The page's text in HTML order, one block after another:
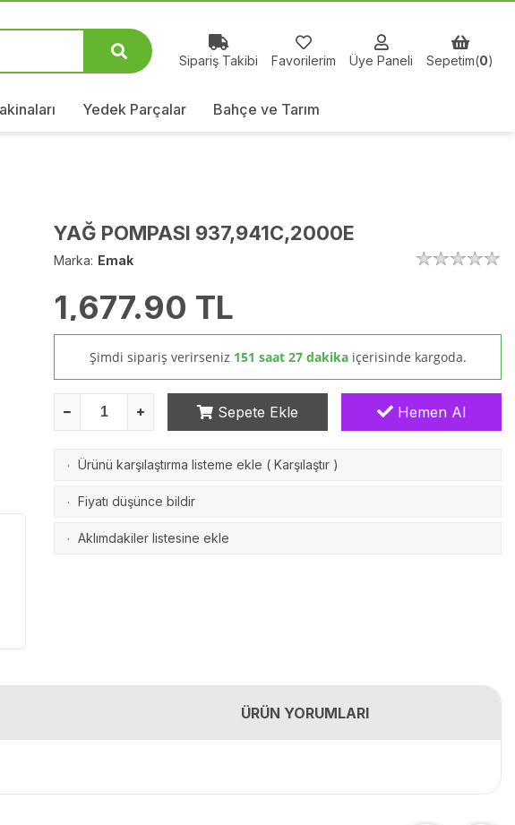
Sipariş Takibi Favorilerim Üye Paneli Sepetim(0)
Yedek Parçalar Bahçe ve Tarım
YAĞ POMPASI 937,941C,2000E
Marka: Emak
1,677.90 TL
Şimdi sipariş verirseniz 151 saat 27 dakika içerisinde kargoda.
Sepete Ekle Hemen Al
· Ürünü karşılaştırma listeme ekle ( Karşılaştır )
· Fiyatı düşünce bildir
· Aklımdakiler listesine ekle
ÜRÜN YORUMLARI